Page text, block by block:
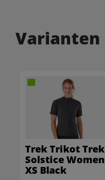
Varianten
Trek Trikot Trek
Solstice Women
XS Black